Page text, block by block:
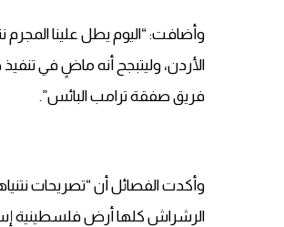
وأضافت: “اليوم يطل علينا المجرم
الأردن، وليتبجح أنه ماضٍ في
فريق صفقة ترامب البائس”.
وأكدت الفصائل أن “تصريحات
الرشراش كلها أرض فلسطينية